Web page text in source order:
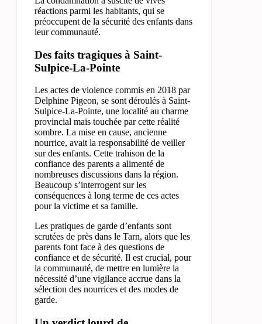
réactions parmi les habitants, qui se
préoccupent de la sécurité des enfants dans
leur communauté.
Des faits tragiques à Saint-
Sulpice-La-Pointe
Les actes de violence commis en 2018 par
Delphine Pigeon, se sont déroulés à Saint-
Sulpice-La-Pointe, une localité au charme
provincial mais touchée par cette réalité
sombre. La mise en cause, ancienne
nourrice, avait la responsabilité de veiller
sur des enfants. Cette trahison de la
confiance des parents a alimenté de
nombreuses discussions dans la région.
Beaucoup s’interrogent sur les
conséquences à long terme de ces actes
pour la victime et sa famille.
Les pratiques de garde d’enfants sont
scrutées de près dans le Tarn, alors que les
parents font face à des questions de
confiance et de sécurité. Il est crucial, pour
la communauté, de mettre en lumière la
nécessité d’une vigilance accrue dans la
sélection des nourrices et des modes de
garde.